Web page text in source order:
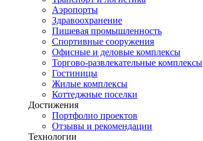
Аэропорты
Здравоохранение
Пищевая промышленность
Спортивные сооружения
Офисные и деловые комплексы
Торгово-развлекательные комплексы
Гостиницы
Жилые комплексы
Коттеджные поселки
Достижения
Портфолио проектов
Отзывы и рекомендации
Технологии